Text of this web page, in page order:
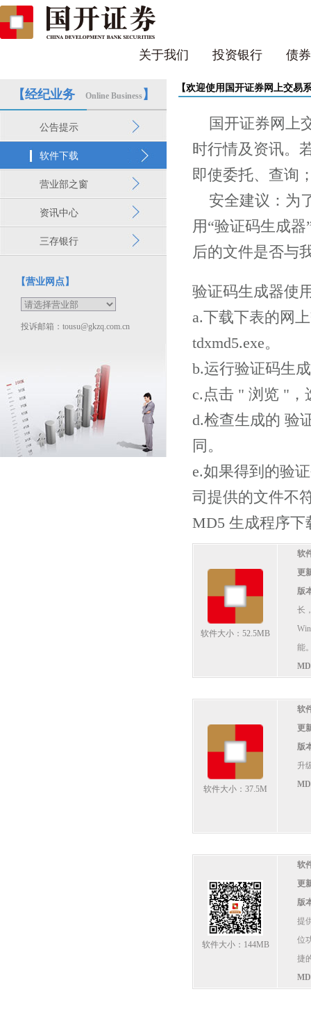
关于我们 投资银行 债
【经纪业务 Online Business】
公告提示
软件下载
营业部之窗
资讯中心
三存银行
【营业网点】
投诉邮箱：tousu@gkzq.com.cn
【欢迎使用国开证券网上交易
国开证券网上
时行情及资讯。
即使委托、查询
安全建议：为
用“验证码生成
后的文件是否与
验证码生成器使
a.下载下表的网
tdxmd5.exe。
b.运行验证码生
c.点击 " 浏览 "，
d.检查生成的 验
同。
e.如果得到的验
司提供的文件不
MD5 生成程序
软件大小：52.5MB
软
更
版
长
能
软件大小：37.5M
软
更
版
升
软件大小：144MB
软
更
版
提
位
捷